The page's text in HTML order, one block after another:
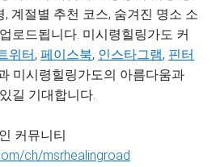
계절별 추천 코스, 숨겨진 명소 소
로드됩니다. 미시령힐링가도 커
위터, 페이스북, 인스타그램, 핀터
미시령힐링가도의 아름다움과
길 기대합니다.
커뮤니티
ch/msrhealingroad